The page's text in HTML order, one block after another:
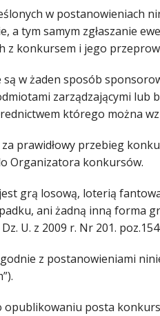
w postanowieniach
a tym samym zgłaszanie
z konkursem i jego
w żaden sposób
zarządzającymi lub
którego można
prawidłowy przebieg
Organizatora konkursów.
grą losową, loterią
ani żadną inną forma
U. z 2009 r. Nr 201.
z postanowieniami
opublikowaniu posta